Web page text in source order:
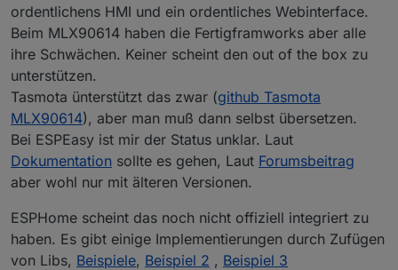
ordentlichens HMI und ein ordentliches Webinterface.
Beim MLX90614 haben die Fertigframworks aber alle
ihre Schwächen. Keiner scheint den out of the box zu
unterstützen.
Tasmota ünterstützt das zwar (github Tasmota
MLX90614), aber man muß dann selbst übersetzen.
Bei ESPEasy ist mir der Status unklar. Laut
Dokumentation sollte es gehen, Laut Forumsbeitrag
aber wohl nur mit älteren Versionen.
ESPHome scheint das noch nicht offiziell integriert zu
haben. Es gibt einige Implementierungen durch Zufügen
von Libs, Beispiele, Beispiel 2 , Beispiel 3